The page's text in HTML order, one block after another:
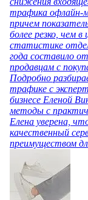
трафика офлайн-
причем
более резко, чем
статистике
года составило
продавцам с
Подробно
трафике с
бизнесе Еленой
методы с
Елена уверена,
качественный
преимуществом